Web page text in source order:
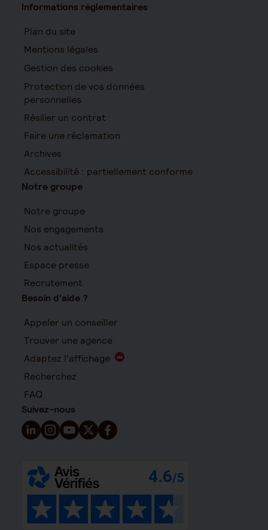
Informations réglementaires
Plan du site
Mentions légales
Gestion des cookies
Protection de vos données
personnelles
Résilier un contrat
Faire une réclamation
Archives
Accessibilité : partiellement conforme
Notre groupe
Notre groupe
Nos engagements
Nos actualités
Espace presse
Recrutement
Besoin d'aide ?
Appeler un conseiller
Trouver une agence
Adaptez l'affichage
Recherchez
FAQ
Suivez-nous
Suivez-nous sur LinkedIn - Nouvelle fenêtre
Suivez-nous sur Instagram - Nouvelle fenêtre
Suivez-nous sur YouTube - Nouvelle fenêtre
Suivez-nous sur X - Nouvelle fenêtre
Suivez-nous sur Facebook - Nouvelle